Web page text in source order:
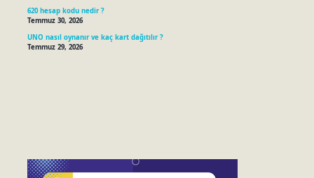
620 hesap kodu nedir ?
Temmuz 30, 2026
UNO nasıl oynanır ve kaç kart dağıtılır ?
Temmuz 29, 2026